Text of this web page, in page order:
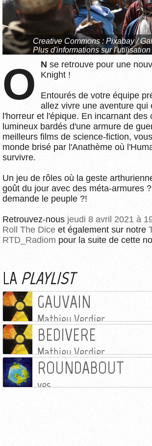
Creative Commons : Pixabay /
Plus d'informations sur l'utilisation
ON se retrouve pour une
Knight !
Entourés de votre équipe
allez vivre une aventure qui
l'horreur et l'épique. En incarnant des
lumineux bardés d'une armure de
meilleurs films de science-fiction,
monde brisé par l'Anathème où
survivre.
Un jeu de rôles où la geste
goût du jour avec des méta-armures
demande le peuple ?!
Retrouvez-nous jeudi 8 avril 2021 à
Roll The Dice et également sur notre
RTD_Radiom pour la suite de cette
LA PLAYLIST
GAUVAIN
Mathieu Verdier
BEDIVERE
Mathieu Verdier
ROUNDABOUT
yes